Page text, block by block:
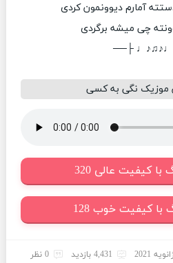
آمارم دیوونمون کردی
چی میشه برگردی
──┤
موزیک نگی به کسی
با کیفیت عالی 320
با کیفیت خوب 128
4,431 بازدید 0 نظر